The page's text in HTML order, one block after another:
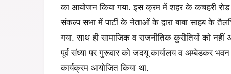
का आयोजन किया गया. इस क्रम में शहर के कचहरी रोड
संकल्प सभा में पार्टी के नेताओं के द्वारा बाबा साहब के
गया. साथ ही सामाजिक व राजनीतिक कुरीतियों को
पूर्व संध्या पर गुरूवार को जदयू कार्यालय व अम्बेडकर
कार्यक्रम आयोजित किया था.